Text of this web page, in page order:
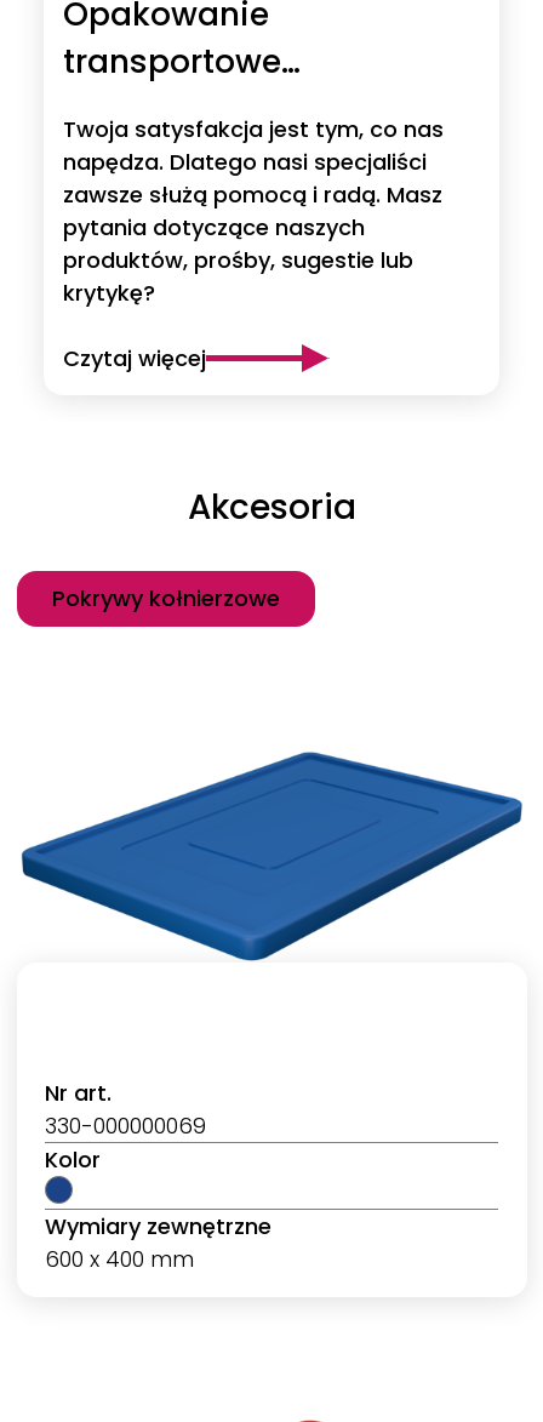
Opakowanie
transportowe
wielokrotnego użytku?
Twoja satysfakcja jest tym, co nas
napędza. Dlatego nasi specjaliści
zawsze służą pomocą i radą. Masz
pytania dotyczące naszych
produktów, prośby, sugestie lub
krytykę?
Czytaj więcej
Akcesoria
Kategoria
Pokrywy kołnierzowe
Nr art.
330-000000069
Kolor
Wymiary zewnętrzne
600 x 400 mm